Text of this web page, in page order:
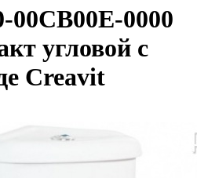
00CB00E-0000
угловой с
Creavit